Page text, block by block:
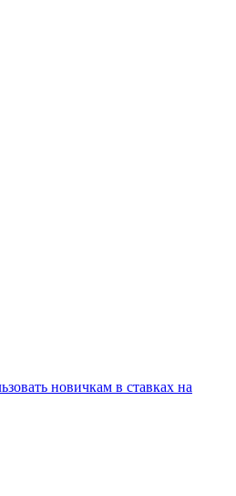
новичкам в ставках на